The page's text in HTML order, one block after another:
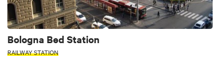
Bologna Bed Station
RAILWAY STATION